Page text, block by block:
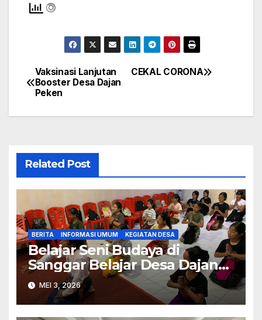
Navigasi
pos
CEKAL CORONA
Vaksinasi Lanjutan
Booster Desa Dajan
Peken
Related Post
BERITA INFORMASI UMUM KEGIATAN DESA
Belajar Seni Budaya di
Sanggar Belajar Desa Dajan
Peken.
MEI 3, 2026